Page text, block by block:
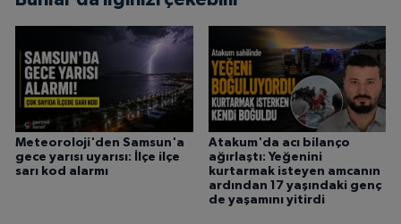
Meteoroloji'den Samsun'a
gece yarısı uyarısı: İlçe ilçe
sarı kod alarmı
Atakum'da acı bilanço
ağırlaştı: Yeğenini
kurtarmak isteyen amcanın
ardından 17 yaşındaki genç
de yaşamını yitirdi